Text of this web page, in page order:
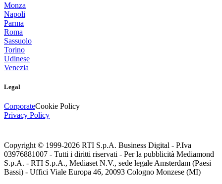
Monza
Napoli
Parma
Roma
Sassuolo
Torino
Udinese
Venezia
Legal
CorporateCookie Policy
Privacy Policy
Copyright © 1999-2026 RTI S.p.A. Business Digital - P.Iva
03976881007 - Tutti i diritti riservati - Per la pubblicità Mediamond
S.p.A. - RTI S.p.A., Mediaset N.V., sede legale Amsterdam (Paesi
Bassi) - Uffici Viale Europa 46, 20093 Cologno Monzese (MI)